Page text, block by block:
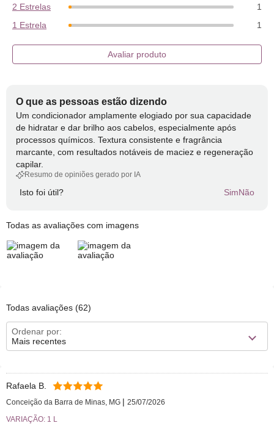
2 Estrelas
1
1 Estrela
1
Avaliar produto
O que as pessoas estão dizendo
Um condicionador amplamente elogiado por sua capacidade
de hidratar e dar brilho aos cabelos, especialmente após
processos químicos. Textura consistente e fragrância
marcante, com resultados notáveis de maciez e regeneração
capilar.
Resumo de opiniões gerado por IA
Isto foi útil? SimNão
Todas as avaliações com imagens
Todas avaliações (62)
Ordenar por:
Mais recentes
Rafaela B.
Conceição da Barra de Minas, MG | 25/07/2026
VARIAÇÃO: 1 L